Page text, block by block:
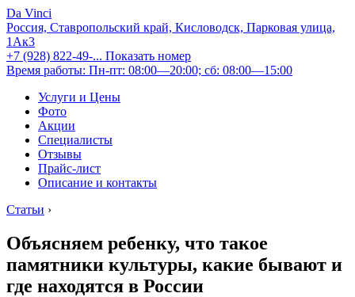
Da Vinci
Россия, Ставропольский край, Кисловодск, Парковая улица,
1Ак3
+7 (928) 822-49-... Показать номер
Время работы: Пн-пт: 08:00—20:00; сб: 08:00—15:00
Услуги и Цены
Фото
Акции
Специалисты
Отзывы
Прайс-лист
Описание и контакты
Статьи ›
Объясняем ребенку, что такое
памятники культуры, какие бывают и
где находятся в России